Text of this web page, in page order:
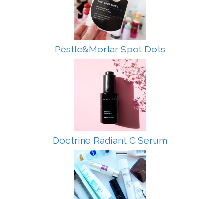
Pestle&Mortar Spot Dots
Doctrine Radiant C Serum